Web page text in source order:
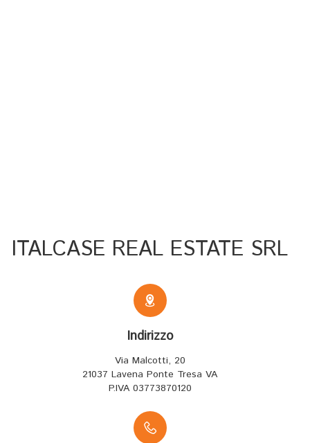
ITALCASE REAL ESTATE SRL
Indirizzo
Via Malcotti, 20
21037 Lavena Ponte Tresa VA
P.IVA 03773870120